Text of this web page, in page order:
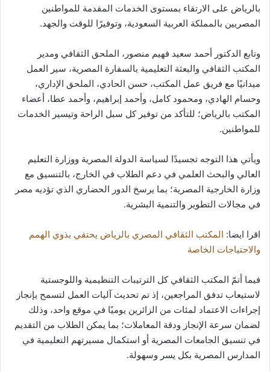
بالرياض على الارتقاء بمستوى الخدمات المقدمة للمواطنين
المصريين بالمملكة العربية السعودية، وتوفيرًا للوقت والجهد.
وتابع الدكتور أحمد سعيد فهيم منصور، الملحق الثقافي ومدير
المكتب الثقافي والبعثة التعليمية بالسفارة المصرية، سير العمل
ميدانيًا مع فريق عمل المكتب، حسن الحادي، الملحق الإداري،
وحسام الهادي، ومحمود كامل، وأحمد إبراهيم، وأحمد عطا، أعضاء
المكتب بالرياض؛ للتأكد من توفير كل سبل الراحة وتيسير الخدمات
للمواطنين.
ويأتي هذا التوجه تجسيدًا لسياسة الدولة المصرية ووزارة التعليم
العالي والبحث العلمي في دعم الطلاب في الخارج، بالتنسيق مع
وزارة الخارجية المصرية؛ بما يرسخ الدور الحضاري الذي تؤديه مصر
في مجالات التطوير والتنمية البشرية.
اقرا ايضا: المكتب الثقافي المصري بالرياض يحتفي بذوي الهمم
والاحتياجات الخاصة
فيما أتمّ المكتب الثقافي كل الترتيبات التنظيمية واللوجستية
لاستيعاب تدفق المراجعين، إذ تم تحديث آليات العمل لتسمح بإنجاز
إجراءات الاعتماد لمئات من الزائرين يوميًا في موقع واحد، وذلك
لضمان سرعة الإنجاز ودقة المعاملات؛ بما يمكن الطلاب من التقديم
في تنسيق الجامعات المصرية أو استكمال مسيرتهم التعليمية في
المدارس المصرية بكل يسر وسهولة.